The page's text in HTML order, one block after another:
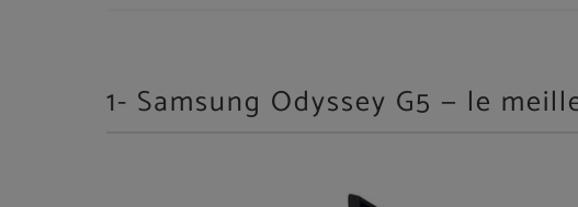
1- Samsung Odyssey G5 — le